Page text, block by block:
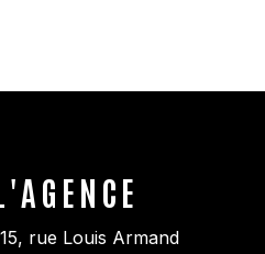
rue Louis Armand